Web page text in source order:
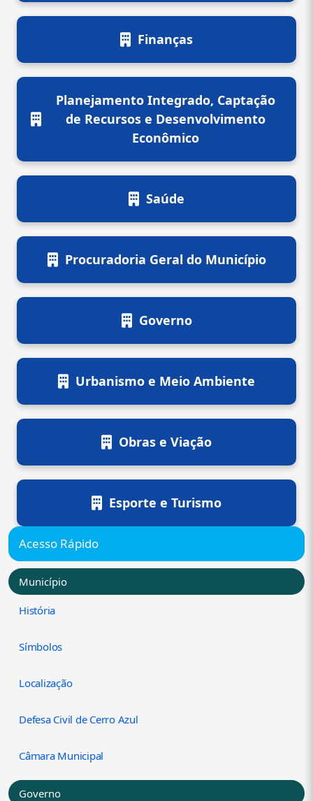
Finanças
Planejamento Integrado, Captação
de Recursos e Desenvolvimento
Econômico
Saúde
Procuradoria Geral do Município
Governo
Urbanismo e Meio Ambiente
Obras e Viação
Esporte e Turismo
Acesso Rápido
Município
História
Símbolos
Localização
Defesa Civil de Cerro Azul
Câmara Municipal
Governo